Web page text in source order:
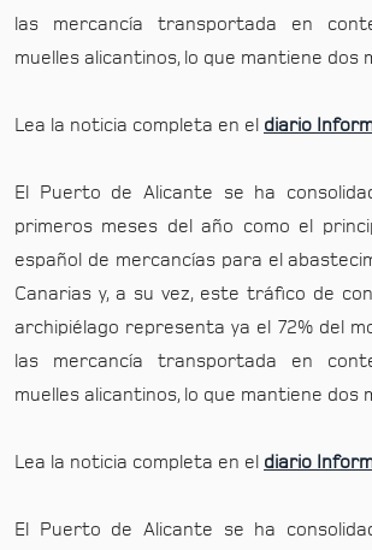
las mercancía transportada en
muelles alicantinos, lo que mantiene dos
Lea la noticia completa en el diario
El Puerto de Alicante se ha
primeros meses del año como el
español de mercancías para el
Canarias y, a su vez, este tráfico de
archipiélago representa ya el 72% del
las mercancía transportada en
muelles alicantinos, lo que mantiene dos
Lea la noticia completa en el diario
El Puerto de Alicante se ha